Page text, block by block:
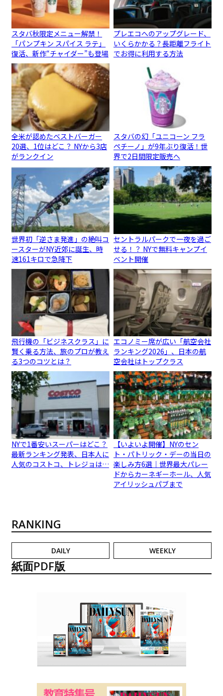
スタバ秋限定メニュー解禁！
「パンプキン スパイス ラテ」
復活、新作“チャイダー”も登場
プレエコへのアップグレード、
いくらかかる？長距離フライト
でお得に利用する方法
全米が認めたベストバーガー
20選、1位はどこ？ NYから3店
がランクイン
スタバの幻「ユニコーン フラ
ペチーノ」が9年ぶり復活！世
界で2日間限定販売へ
世界初「逆さま発進」の絶叫コ
ースターがNY近郊に誕生、時
速161キロで急降下
セントラルパークで一夜を過ご
せる！？ NYで無料キャンプイ
ベント開催
飛行機の「ビジネスクラス」に
賢く乗る方法、旅のプロが教え
る3つのコツとは？
エコノミー席が広い「航空会社
ランキング2026」、日本の航
空会社はトップクラス
NYで1番安いスーパーはどこ？
最新ランキング発表、日本人に
人気のコストコ、トレジョは…
【いよいよ開催】NYのセン
ト・パトリック・デーの当日の
楽しみ方6選｜世界最大パレー
ドからカーネギーホール、人気
アイリッシュパブまで
RANKING
DAILY WEEKLY
紙面PDF版